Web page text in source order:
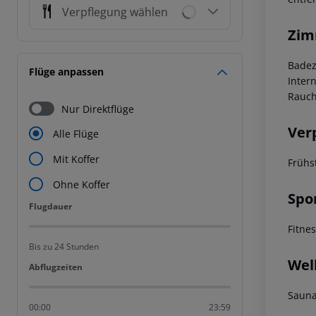
Verpflegung wählen
Flüge anpassen
Nur Direktflüge
Alle Flüge
Mit Koffer
Ohne Koffer
Flugdauer
Flugdauer
Bis zu 24 Stunden
Abflugzeiten
Abflugzeiten
00:00 23:59
Sauna